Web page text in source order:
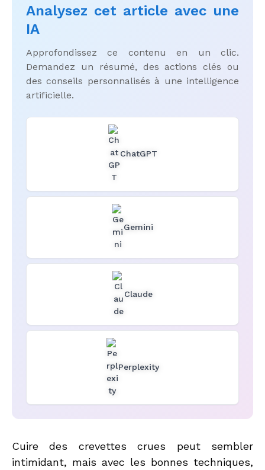
Analysez cet article avec une
IA
Approfondissez ce contenu en un clic.
Demandez un résumé, des actions clés ou
des conseils personnalisés à une intelligence
artificielle.
ChatGPT
Gemini
Claude
Perplexity
Cuire des crevettes crues peut sembler
intimidant, mais avec les bonnes techniques,